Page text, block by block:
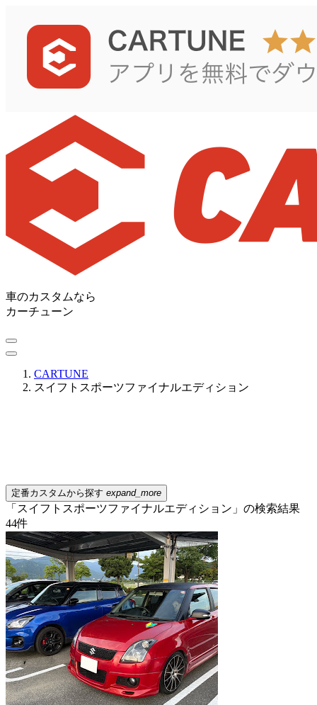
車のカスタムなら
カーチューン
CARTUNE
スイフトスポーツファイナルエディション
定番カスタムから探す expand_more
「スイフトスポーツファイナルエディション」の検索結果
44件